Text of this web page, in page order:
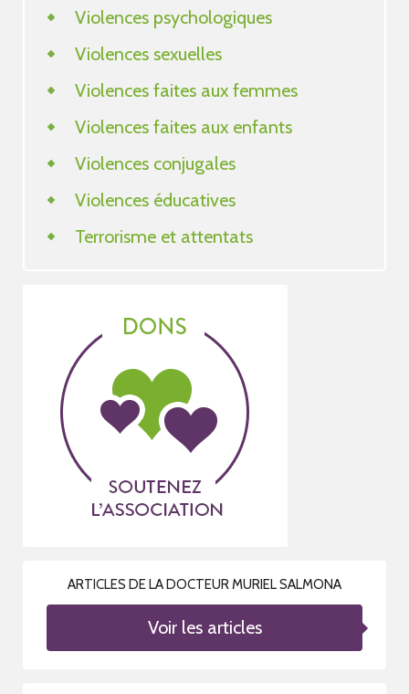
Violences psychologiques
Violences sexuelles
Violences faites aux femmes
Violences faites aux enfants
Violences conjugales
Violences éducatives
Terrorisme et attentats
ARTICLES DE LA DOCTEUR MURIEL SALMONA
Voir les articles